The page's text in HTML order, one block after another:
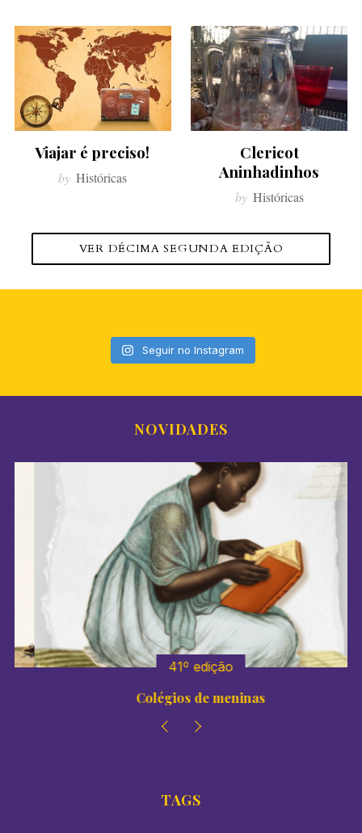
Viajar é preciso!
by Históricas
Clericot
Aninhadinhos
by Históricas
VER DÉCIMA SEGUNDA EDIÇÃO
Seguir no Instagram
NOVIDADES
41º edição
Colégios de meninas
TAGS